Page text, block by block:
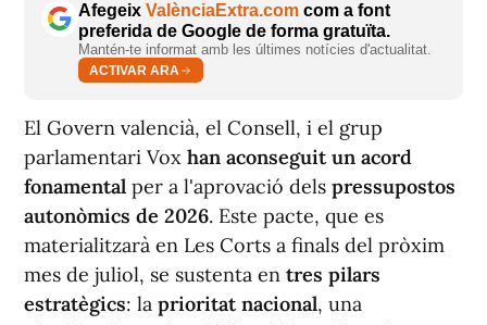
Afegeix ValènciaExtra.com com a font
preferida de Google de forma gratuïta.
Mantén-te informat amb les últimes notícies d'actualitat.
ACTIVAR ARA
El Govern valencià, el Consell, i el grup
parlamentari Vox han aconseguit un acord
fonamental per a l'aprovació dels pressupostos
autonòmics de 2026. Este pacte, que es
materialitzarà en Les Corts a finals del pròxim
mes de juliol, se sustenta en tres pilars
estratègics: la prioritat nacional, una